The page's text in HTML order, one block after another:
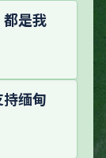
是我
缅甸